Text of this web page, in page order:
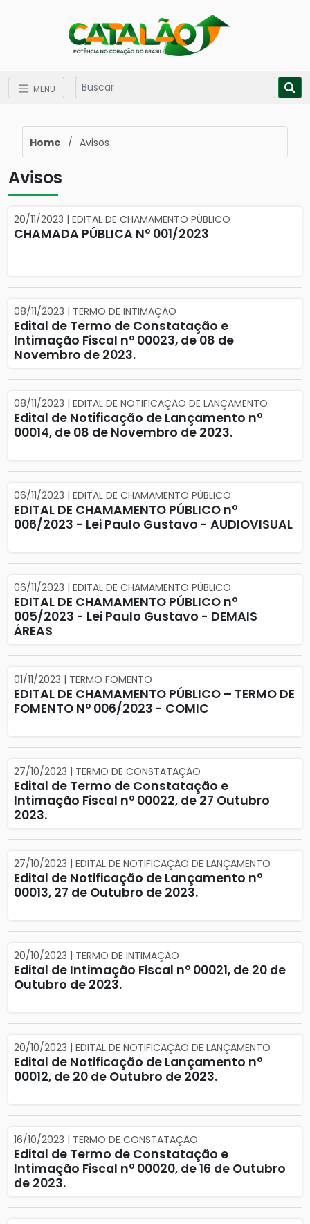
MENU
Home / Avisos
Avisos
20/11/2023 | EDITAL DE CHAMAMENTO PÚBLICO
CHAMADA PÚBLICA Nº 001/2023
08/11/2023 | TERMO DE INTIMAÇÃO
Edital de Termo de Constatação e
Intimação Fiscal nº 00023, de 08 de
Novembro de 2023.
08/11/2023 | EDITAL DE NOTIFICAÇÃO DE LANÇAMENTO
Edital de Notificação de Lançamento nº
00014, de 08 de Novembro de 2023.
06/11/2023 | EDITAL DE CHAMAMENTO PÚBLICO
EDITAL DE CHAMAMENTO PÚBLICO nº
006/2023 - Lei Paulo Gustavo - AUDIOVISUAL
06/11/2023 | EDITAL DE CHAMAMENTO PÚBLICO
EDITAL DE CHAMAMENTO PÚBLICO nº
005/2023 - Lei Paulo Gustavo - DEMAIS
ÁREAS
01/11/2023 | TERMO FOMENTO
EDITAL DE CHAMAMENTO PÚBLICO – TERMO DE
FOMENTO Nº 006/2023 - COMIC
27/10/2023 | TERMO DE CONSTATAÇÃO
Edital de Termo de Constatação e
Intimação Fiscal nº 00022, de 27 Outubro
2023.
27/10/2023 | EDITAL DE NOTIFICAÇÃO DE LANÇAMENTO
Edital de Notificação de Lançamento nº
00013, 27 de Outubro de 2023.
20/10/2023 | TERMO DE INTIMAÇÃO
Edital de Intimação Fiscal nº 00021, de 20 de
Outubro de 2023.
20/10/2023 | EDITAL DE NOTIFICAÇÃO DE LANÇAMENTO
Edital de Notificação de Lançamento nº
00012, de 20 de Outubro de 2023.
16/10/2023 | TERMO DE CONSTATAÇÃO
Edital de Termo de Constatação e
Intimação Fiscal nº 00020, de 16 de Outubro
de 2023.